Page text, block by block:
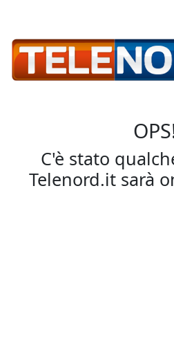
C'è stato
Telenord.it sarà